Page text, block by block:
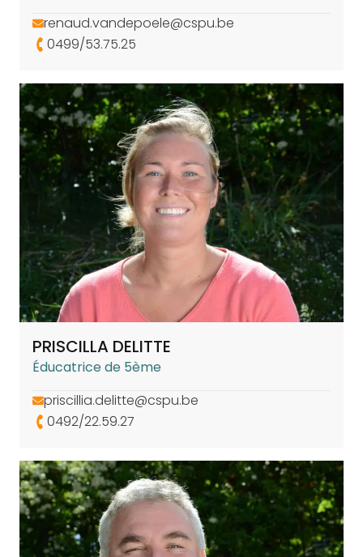
renaud.vandepoele@cspu.be
0499/53.75.25
PRISCILLA DELITTE
Éducatrice de 5ème
priscillia.delitte@cspu.be
0492/22.59.27